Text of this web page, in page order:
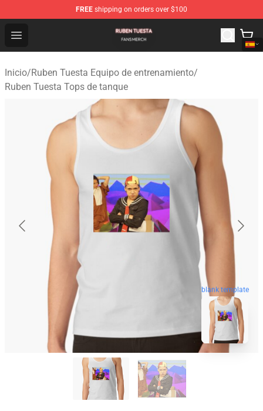
FREE shipping on orders over $100
Open menu
Ruben Tuesta Shop - Official Ruben Tuesta Merchandise
Inicio/Ruben Tuesta Equipo de entrenamiento/
Ruben Tuesta Tops de tanque
blank template